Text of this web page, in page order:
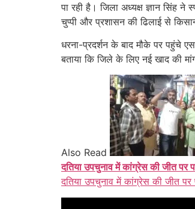
पा रही है। जिला अध्यक्ष ज्ञान सिंह
चुप्पी और प्रशासन की ढिलाई से
धरना-प्रदर्शन के बाद मौके पर पहुंचे
बताया कि जिले के लिए नई खाद की
Also Read
दतिया उपचुनाव में कांग्रेस की जीत पर
दतिया उपचुनाव में कांग्रेस की जीत पर